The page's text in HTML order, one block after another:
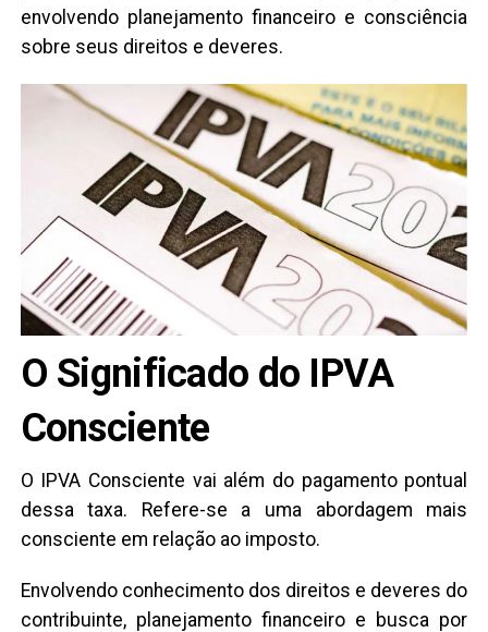
envolvendo planejamento financeiro e consciência
sobre seus direitos e deveres.
O Significado do IPVA
Consciente
O IPVA Consciente vai além do pagamento pontual
dessa taxa. Refere-se a uma abordagem mais
consciente em relação ao imposto.
Envolvendo conhecimento dos direitos e deveres do
contribuinte, planejamento financeiro e busca por